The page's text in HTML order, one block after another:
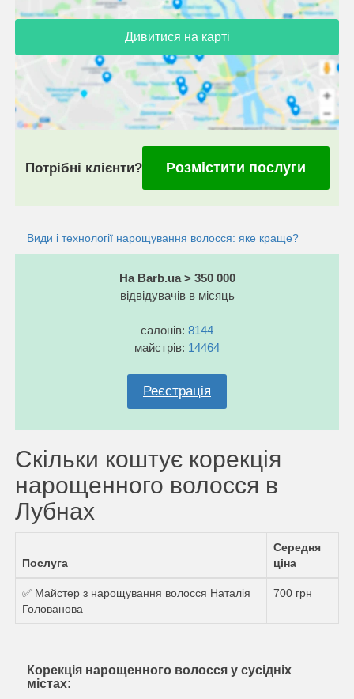
Дивитися на карті
Потрібні клієнти? Розмістити послуги
Види і технології нарощування волосся: яке краще?
На Barb.ua > 350 000
відвідувачів в місяць
салонів: 8144
майстрів: 14464
Реєстрація
Скільки коштує корекція
нарощенного волосся в
Лубнах
Послуга
Середня
ціна
✅ Майстер з нарощування волосся Наталія
Голованова
700 грн
Корекція нарощенного волосся у сусідніх
містах: